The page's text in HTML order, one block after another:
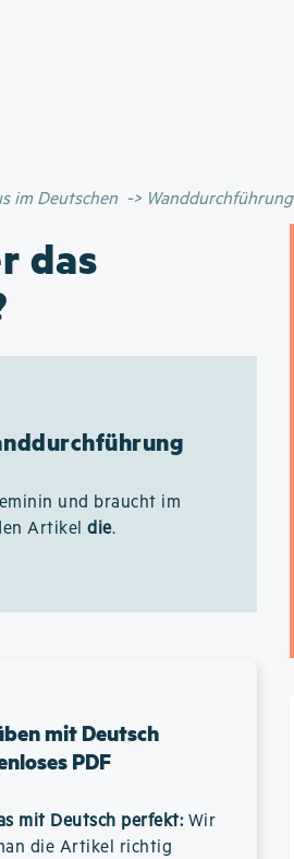
im Deutschen Wanddurchführung
das
und braucht im
Artikeldie.
mit Deutsch
PDF
mit Deutsch perfekt: Wir
die Artikel richtig